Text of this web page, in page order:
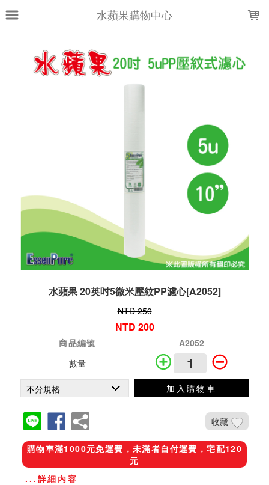
水蘋果購物中心
水蘋果 20英吋5微米壓紋PP濾心[A2052]
NTD 250
NTD 200
商品編號
A2052
數量
加入購物車
收藏
購物車滿1000元免運費，未滿者自付運費，宅配120
元
...詳細內容